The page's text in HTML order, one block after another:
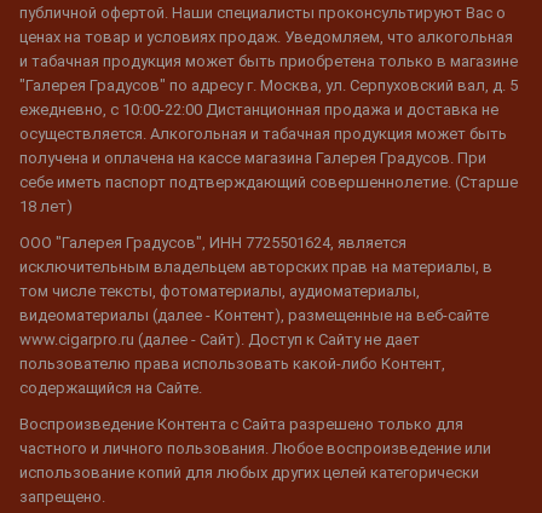
публичной офертой. Наши специалисты проконсультируют Вас о
ценах на товар и условиях продаж. Уведомляем, что алкогольная
и табачная продукция может быть приобретена только в магазине
"Галерея Градусов" по адресу г. Москва, ул. Серпуховский вал, д. 5
ежедневно, с 10:00-22:00 Дистанционная продажа и доставка не
осуществляется. Алкогольная и табачная продукция может быть
получена и оплачена на кассе магазина Галерея Градусов. При
себе иметь паспорт подтверждающий совершеннолетие. (Старше
18 лет)
ООО "Галерея Градусов", ИНН 7725501624, является
исключительным владельцем авторских прав на материалы, в
том числе тексты, фотоматериалы, аудиоматериалы,
видеоматериалы (далее - Контент), размещенные на веб-сайте
www.cigarpro.ru (далее - Сайт). Доступ к Сайту не дает
пользователю права использовать какой-либо Контент,
содержащийся на Сайте.
Воспроизведение Контента с Сайта разрешено только для
частного и личного пользования. Любое воспроизведение или
использование копий для любых других целей категорически
запрещено.